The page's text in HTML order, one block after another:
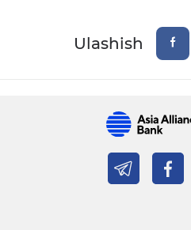
Ulashish